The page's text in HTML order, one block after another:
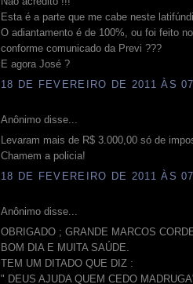
Esta é a parte que me cabe neste
O adiantamento é de 100%, ou foi feito
conforme comunicado da Previ ???
E agora José ?
18 DE FEVEREIRO DE 2011 ÀS
Anônimo disse...
Levaram mais de R$ 3.000,00 só de
Chamem a policia!
18 DE FEVEREIRO DE 2011 ÀS
Anônimo disse...
OBRIGADO ; GRANDE MARCOS
BOM DIA E MUITA SAÚDE.
TEM UM DITADO QUE DIZ :
" DEUS AJUDA QUEM CEDO